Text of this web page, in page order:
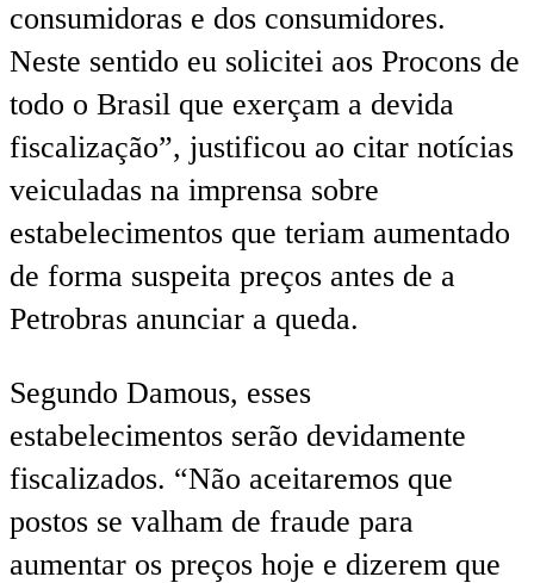
consumidoras e dos consumidores.
Neste sentido eu solicitei aos Procons de
todo o Brasil que exerçam a devida
fiscalização”, justificou ao citar notícias
veiculadas na imprensa sobre
estabelecimentos que teriam aumentado
de forma suspeita preços antes de a
Petrobras anunciar a queda.
Segundo Damous, esses
estabelecimentos serão devidamente
fiscalizados. “Não aceitaremos que
postos se valham de fraude para
aumentar os preços hoje e dizerem que